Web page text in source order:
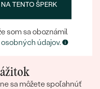
sa môžete spoľahnúť
TENTO ŠPERK
som sa oboznámil
údajov.